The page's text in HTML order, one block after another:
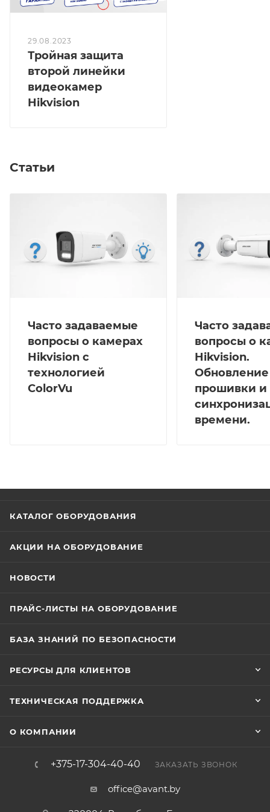
29.08.2023
Тройная защита
второй линейки
видеокамер
Hikvision
Статьи
Часто задаваемые
вопросы о камерах
Hikvision с
технологией
ColorVu
Часто
вопросы о
Hikvision.
Обновление
прошивки и
времени.
КАТАЛОГ ОБОРУДОВАНИЯ
АКЦИИ НА ОБОРУДОВАНИЕ
НОВОСТИ
ПРАЙС-ЛИСТЫ НА ОБОРУДОВАНИЕ
БАЗА ЗНАНИЙ ПО БЕЗОПАСНОСТИ
РЕСУРСЫ ДЛЯ КЛИЕНТОВ
ТЕХНИЧЕСКАЯ ПОДДЕРЖКА
О КОМПАНИИ
+375-17-304-40-40 ЗАКАЗАТЬ ЗВОНОК
office@avant.by